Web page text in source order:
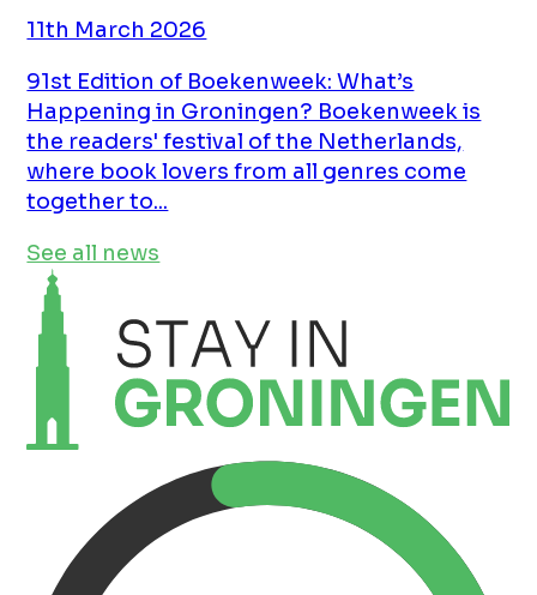
11th March 2026
91st Edition of Boekenweek: What’s
Happening in Groningen? Boekenweek is
the readers' festival of the Netherlands,
where book lovers from all genres come
together to...
See all news